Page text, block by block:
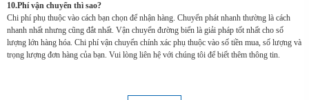
10.Phí vận chuyển thì sao?
Chi phí phụ thuộc vào cách bạn chọn để nhận hàng. Chuyển phát nhanh thường là cách
nhanh nhất nhưng cũng đắt nhất. Vận chuyển đường biển là giải pháp tốt nhất cho số
lượng lớn hàng hóa. Chi phí vận chuyển chính xác phụ thuộc vào số tiền mua, số lượng và
trọng lượng đơn hàng của bạn. Vui lòng liên hệ với chúng tôi để biết thêm thông tin.